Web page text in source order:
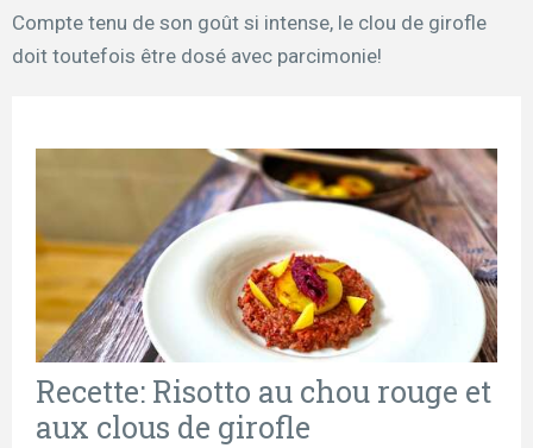
Compte tenu de son goût si intense, le clou de girofle
doit toutefois être dosé avec parcimonie!
Recette: Risotto au chou rouge et
aux clous de girofle